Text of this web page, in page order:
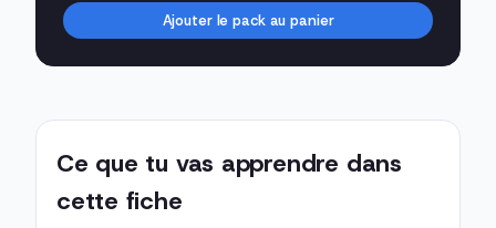
Ajouter le pack au panier
Ce que tu vas apprendre dans
cette fiche